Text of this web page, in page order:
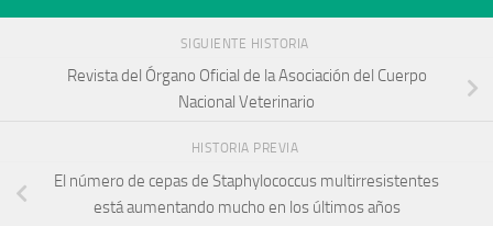
SIGUIENTE HISTORIA
Revista del Órgano Oficial de la Asociación del Cuerpo
Nacional Veterinario
HISTORIA PREVIA
El número de cepas de Staphylococcus multirresistentes
está aumentando mucho en los últimos años